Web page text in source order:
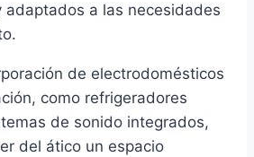
adaptados a las necesidades
de electrodomésticos
como refrigeradores
de sonido integrados,
del ático un espacio